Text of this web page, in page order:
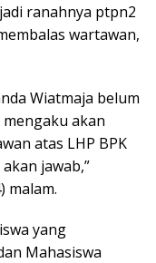
ranahnya ptpn2
wartawan,
Wiatmaja belum
akan
atas LHP BPK
jawab,”
malam.
yang
Mahasiswa